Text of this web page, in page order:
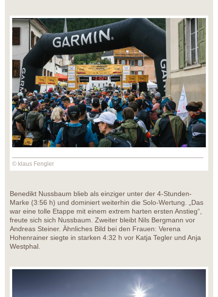
© klaus Fengler
Benedikt Nussbaum blieb als einziger unter der 4-Stunden-
Marke (3:56 h) und dominiert weiterhin die Solo-Wertung. „Das
war eine tolle Etappe mit einem extrem harten ersten Anstieg“,
freute sich sich Nussbaum. Zweiter bleibt Nils Bergmann vor
Andreas Steiner. Ähnliches Bild bei den Frauen: Verena
Hohenrainer siegte in starken 4:32 h vor Katja Tegler und Anja
Westphal.